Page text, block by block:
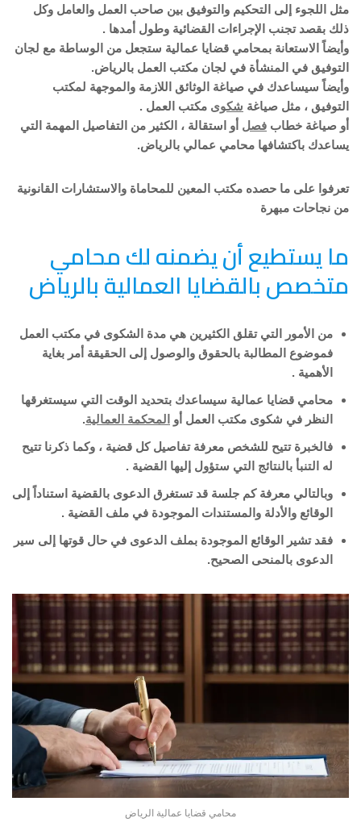
مثل اللجوء إلى التحكيم والتوفيق بين صاحب العمل والعامل وكل
ذلك بقصد تجنب الإجراءات القضائية وطول أمدها .
وأيضاً الاستعانة بمحامي قضايا عمالية ستجعل من الوساطة مع لجان
التوفيق في المنشأة في لجان مكتب العمل بالرياض.
وأيضاً سيساعدك في صياغة الوثائق اللازمة والموجهة لمكتب
التوفيق ، مثل صياغة شكوى مكتب العمل .
أو صياغة خطاب فصل أو استقالة ، الكثير من التفاصيل المهمة التي
يساعدك باكتشافها محامي عمالي بالرياض.
تعرفوا على ما حصده مكتب المعين للمحاماة والاستشارات القانونية
من نجاحات مبهرة
ما يستطيع أن يضمنه لك محامي
متخصص بالقضايا العمالية بالرياض
من الأمور التي تقلق الكثيرين هي مدة الشكوى في مكتب العمل
فموضوع المطالبة بالحقوق والوصول إلى الحقيقة أمر بغاية
الأهمية .
محامي قضايا عمالية سيساعدك بتحديد الوقت التي سيستغرقها
النظر في شكوى مكتب العمل أو المحكمة العمالية.
فالخبرة تتيح للشخص معرفة تفاصيل كل قضية ، وكما ذكرنا تتيح
له التنبأ بالنتائج التي ستؤول إليها القضية .
وبالتالي معرفة كم جلسة قد تستغرق الدعوى بالقضية استناداً إلى
الوقائع والأدلة والمستندات الموجودة في ملف القضية .
فقد تشير الوقائع الموجودة بملف الدعوى في حال قوتها إلى سير
الدعوى بالمنحى الصحيح.
محامي قضايا عمالية الرياض